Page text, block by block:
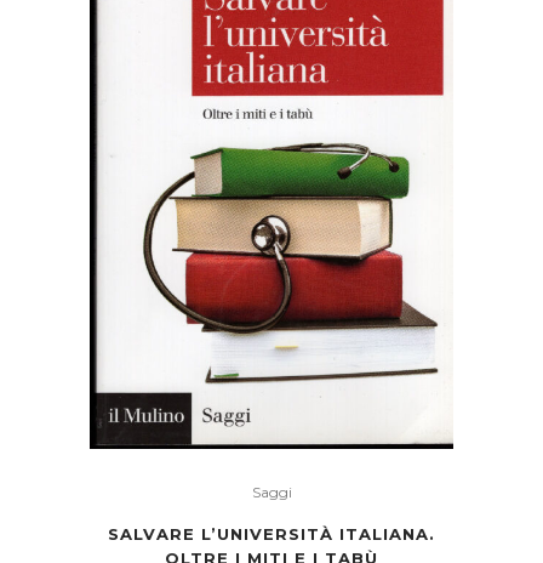
Saggi
SALVARE L’UNIVERSITÀ ITALIANA.
OLTRE I MITI E I TABÙ